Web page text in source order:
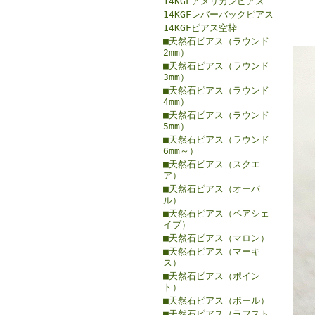
14KGFレバーバックピアス
14KGFピアス空枠
■天然石ピアス（ラウンド
2mm）
■天然石ピアス（ラウンド
3mm）
■天然石ピアス（ラウンド
4mm）
■天然石ピアス（ラウンド
5mm）
■天然石ピアス（ラウンド
6mm～）
■天然石ピアス（スクエ
ア）
■天然石ピアス（オーバ
ル）
■天然石ピアス（ペアシェ
イプ）
■天然石ピアス（マロン）
■天然石ピアス（マーキ
ス）
■天然石ピアス（ポイン
ト）
■天然石ピアス（ボール）